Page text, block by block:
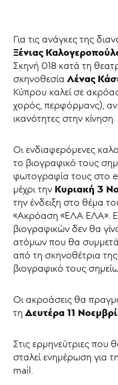
Για τις ανάγκες της
Ξένιας
Σκηνή 018 κατά τη
σκηνοθεσίαΛένας
Κύπρου καλεί σε
χορός, περφόρμανς),
ικανότητες στην κίνηση.
Οι ενδιαφερόμενες
το βιογραφικό τους
φωτογραφία τους στο
μέχρι την Κυριακή 3
την ένδειξη στο θέμα
«Ακρόαση «ΕΛΑ ΕΛΑ».
βιογραφικών δεν θα
ατόμων που θα
από τη σκηνοθέτρια
βιογραφικό τους
Οι ακροάσεις θα
τηΔευτέρα 11
Στις ερμηνεύτριες που
σταλεί ενημέρωση για
mail.